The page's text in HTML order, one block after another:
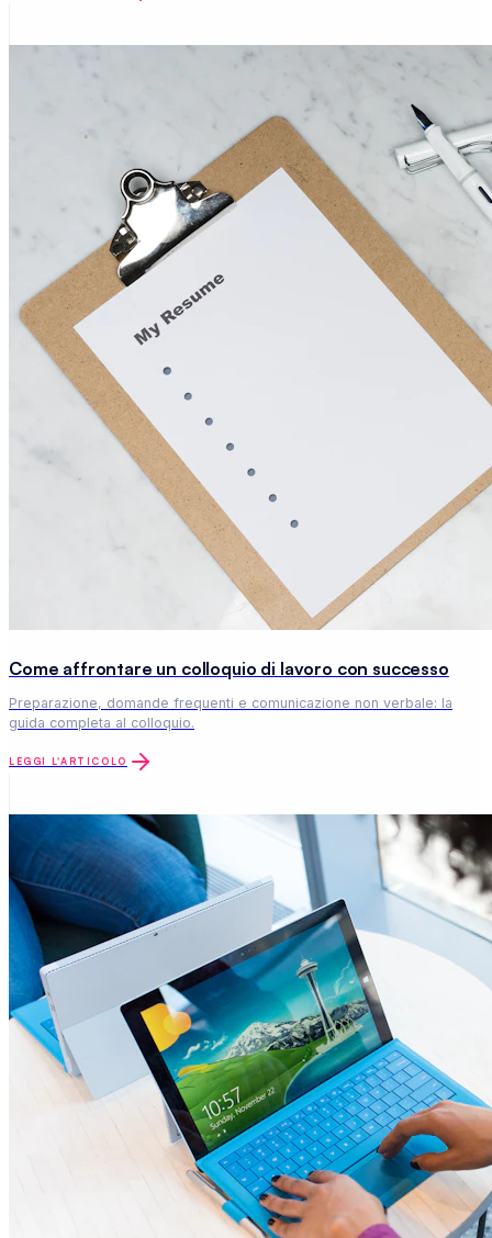
Come affrontare un colloquio di lavoro con successo
Preparazione, domande frequenti e comunicazione non verbale: la
guida completa al colloquio.
LEGGI L'ARTICOLO